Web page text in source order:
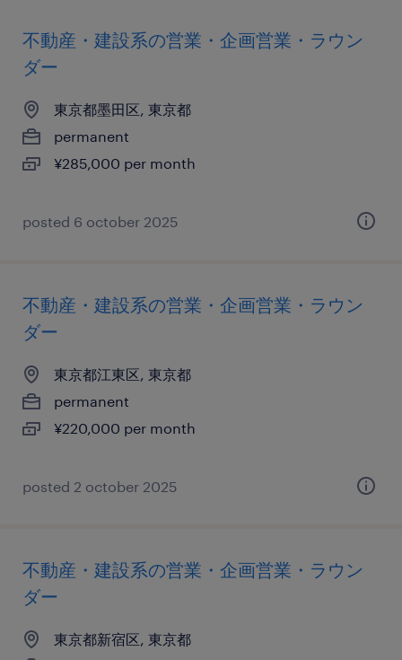
不動産・建設系の営業・企画営業・ラウン
ダー
東京都墨田区, 東京都
permanent
¥285,000 per month
posted 6 october 2025
不動産・建設系の営業・企画営業・ラウン
ダー
東京都江東区, 東京都
permanent
¥220,000 per month
posted 2 october 2025
不動産・建設系の営業・企画営業・ラウン
ダー
東京都新宿区, 東京都